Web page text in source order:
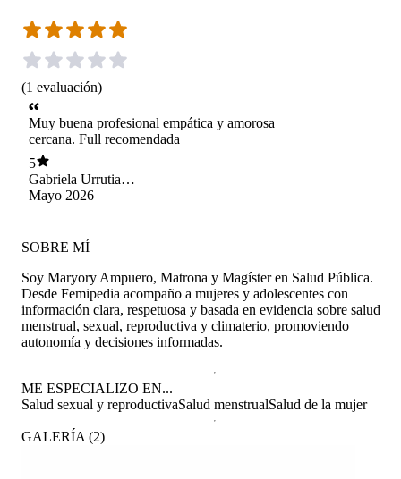
(1 evaluación)
Muy buena profesional empática y amorosa
cercana. Full recomendada
5
Gabriela Urrutia
Stange
Mayo 2026
SOBRE MÍ
Soy Maryory Ampuero, Matrona y Magíster en Salud Pública.
Desde Femipedia acompaño a mujeres y adolescentes con
información clara, respetuosa y basada en evidencia sobre salud
menstrual, sexual, reproductiva y climaterio, promoviendo
autonomía y decisiones informadas.
ME ESPECIALIZO EN...
Salud sexual y reproductivaSalud menstrualSalud de la mujer
GALERÍA (2)